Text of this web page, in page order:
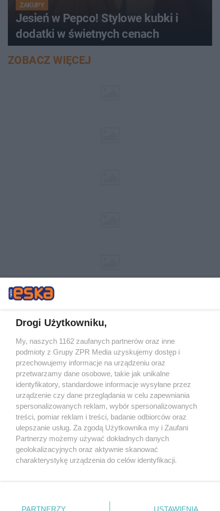
ZAKUPY
Jesień w Pepco! Stylowe kubki i
dodatki w świetnych cenach
ZOBACZ WIĘCEJ
Żaden utwór zamieszczony w serwisie nie może być powielany i
rozpowszechniany lub dalej rozpowszechniany w jakikolwiek sposób (w
tym także elektroniczny lub mechaniczny) na jakimkolwiek polu
eksploatacji w jakiejkolwiek formie, włącznie z umieszczaniem w
Internecie bez pisemnej zgody właściciela praw. Jakiekolwiek użycie lub
wykorzystanie utworów w całości lub w części z naruszeniem prawa,
tzn. bez właściwej zgody, jest zabronione pod groźbą kary i może być
ścigane prawnie.
Drogi Użytkowniku,
My, naszych 1162 zaufanych partnerów oraz inne
podmioty z Grupy ZPR Media uzyskujemy dostęp i
przechowujemy informacje na urządzeniu oraz
przetwarzamy dane osobowe, takie jak unikalne
identyfikatory, standardowe informacje wysyłane przez
urządzenie czy dane przeglądania w celu zapewniania
spersonalizowanych reklam, wybór spersonalizowanych
treści, pomiar reklam i treści, badanie odbiorców oraz
ulepszanie usług. Za zgodą Użytkownika my i Zaufani
Partnerzy możemy używać dokładnych danych
geolokalizacyjnych oraz aktywnie skanować
charakterystykę urządzenia do celów identyfikacji.
zmienić/wycofać klikając przycisk ustawień prywatności
PARTNERZY USTAWIENIA